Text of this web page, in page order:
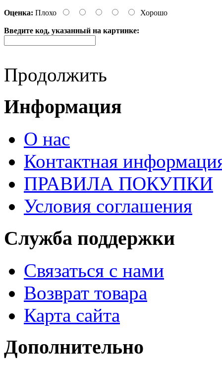
Оценка: Плохо Хорошо
Введите код, указанный на картинке:
Продолжить
Информация
О нас
Контактная
ПРАВИЛА ПОКУПКИ
Условия соглашения
Служба поддержки
Связаться с нами
Возврат товара
Карта сайта
Дополнительно